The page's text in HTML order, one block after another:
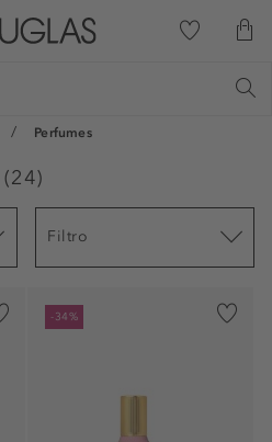
Perfumes
(24)
Filtro
-34%